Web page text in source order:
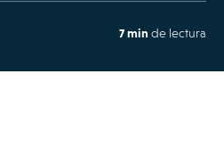
7 min de lectura